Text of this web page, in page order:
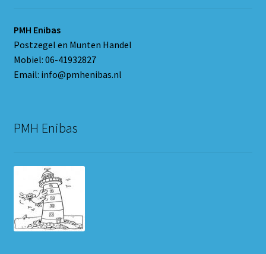
PMH Enibas
Postzegel en Munten Handel
Mobiel: 06-41932827
Email: info@pmhenibas.nl
PMH Enibas